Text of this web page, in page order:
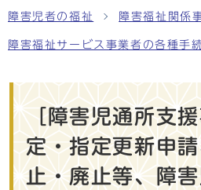
障害児者の福祉 障害福祉関係
障害福祉サービス事業者の各種手
［障害児通所支
定・指定更新申
止・廃止等、障